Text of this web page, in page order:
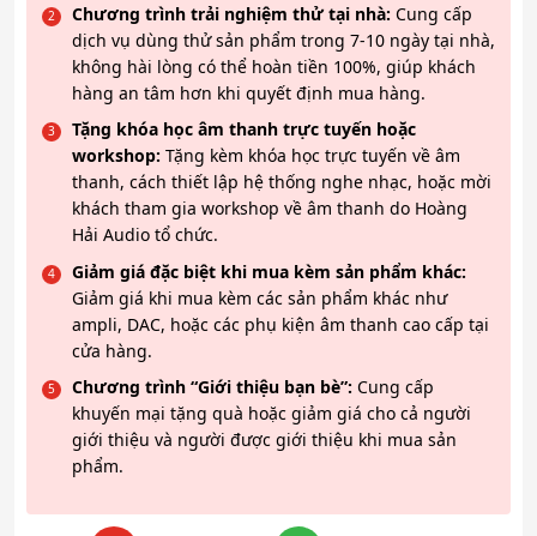
Chương trình trải nghiệm thử tại nhà: Cung cấp
dịch vụ dùng thử sản phẩm trong 7-10 ngày tại nhà,
không hài lòng có thể hoàn tiền 100%, giúp khách
hàng an tâm hơn khi quyết định mua hàng.
Tặng khóa học âm thanh trực tuyến hoặc
workshop: Tặng kèm khóa học trực tuyến về âm
thanh, cách thiết lập hệ thống nghe nhạc, hoặc mời
khách tham gia workshop về âm thanh do Hoàng
Hải Audio tổ chức.
Giảm giá đặc biệt khi mua kèm sản phẩm khác:
Giảm giá khi mua kèm các sản phẩm khác như
ampli, DAC, hoặc các phụ kiện âm thanh cao cấp tại
cửa hàng.
Chương trình “Giới thiệu bạn bè”: Cung cấp
khuyến mại tặng quà hoặc giảm giá cho cả người
giới thiệu và người được giới thiệu khi mua sản
phẩm.